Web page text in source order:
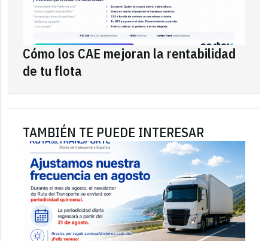
Cómo los CAE mejoran la rentabilidad
de tu flota
TAMBIÉN TE PUEDE INTERESAR